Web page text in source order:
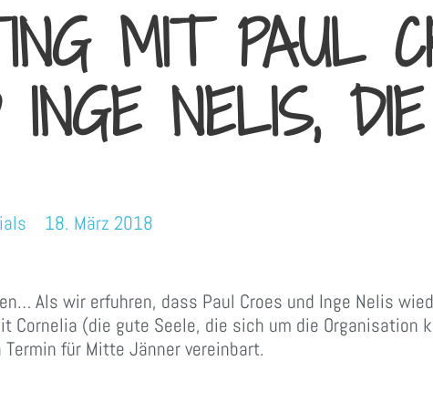
MIT PAUL
INGE NELIS,
18. März 2018
Als wir erfuhren, dass Paul Croes und Inge Nelis
Cornelia (die gute Seele, die sich um die Organisation
für Mitte Jänner vereinbart.